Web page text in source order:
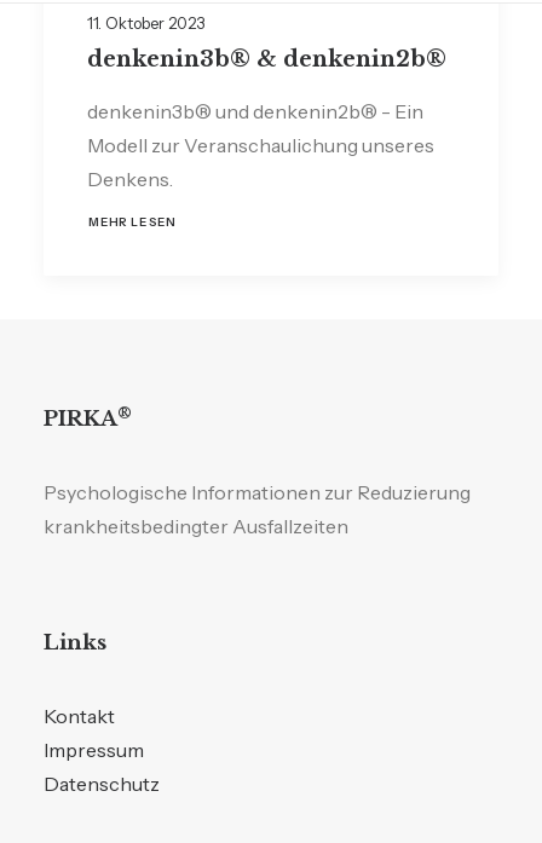
11. Oktober 2023
denkenin3b® & denkenin2b®
denkenin3b® und denkenin2b® - Ein
Modell zur Veranschaulichung unseres
Denkens.
MEHR LESEN
PIRKA®
Psychologische Informationen zur Reduzierung
krankheitsbedingter Ausfallzeiten
Links
Kontakt
Impressum
Datenschutz